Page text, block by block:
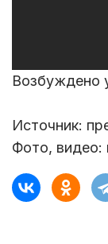
Возбуждено
Источник:
Фото,